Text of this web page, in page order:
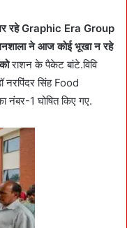
रहेGraphic Era Group
ने आज कोई भूखा न रहे
राशन के पैकेट बांटे.विवि
सिंह Food
1 घोषित किए गए.